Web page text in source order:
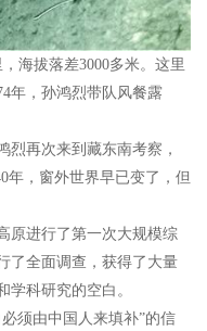
海拔落差3000多米。这里
年，孙鸿烈带队风餐露
再次来到藏东南考察，
年，窗外世界早已变了，但
进行了第一次大规模综
了全面调查，获得了大量
学科研究的空白。
须由中国人来填补”的信